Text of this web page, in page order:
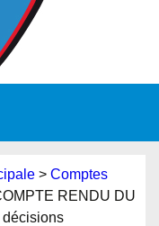
> Comptes
RENDU DU
décisions